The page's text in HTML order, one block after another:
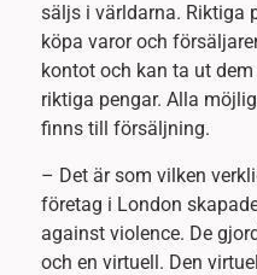
säljs i världarna. Riktiga
köpa varor och
kontot och kan ta ut
riktiga pengar. Alla
finns till försäljning.
– Det är som vilken
företag i London
against violence. De
och en virtuell. Den